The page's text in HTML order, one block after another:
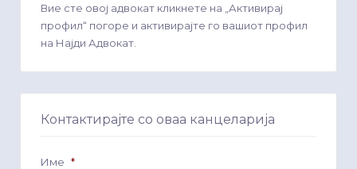
Вие сте овој адвокат кликнете на „Активирај
профил“ погоре и активирајте го вашиот профил
на Најди Адвокат.
Контактирајте со оваа канцеларија
Име *